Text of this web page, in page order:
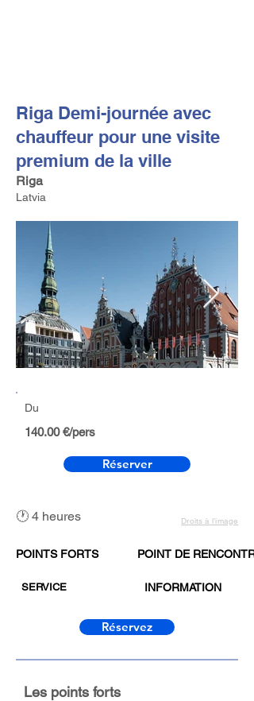
Riga Demi-journée avec
chauffeur pour une visite
premium de la ville
Riga
Latvia
Du
140.00 €/pers
Réserver
🕐 4 heures Droits à l’image
POINTS FORTS
SERVICE
POINT DE
INFORMATION
Réservez
Les points forts